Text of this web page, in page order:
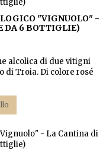
"VIGNUOLO" -
DA 6 BOTTIGLIE)
alcolica di due vitigni
di Troia. Di colore rosé
di sapore armonioso,
a tutto pasto.